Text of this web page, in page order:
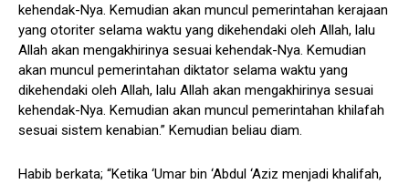
kehendak-Nya. Kemudian akan muncul pemerintahan kerajaan
yang otoriter selama waktu yang dikehendaki oleh Allah, lalu
Allah akan mengakhirinya sesuai kehendak-Nya. Kemudian
akan muncul pemerintahan diktator selama waktu yang
dikehendaki oleh Allah, lalu Allah akan mengakhirinya sesuai
kehendak-Nya. Kemudian akan muncul pemerintahan khilafah
sesuai sistem kenabian.” Kemudian beliau diam.
Habib berkata; “Ketika ‘Umar bin ‘Abdul ‘Aziz menjadi khalifah,